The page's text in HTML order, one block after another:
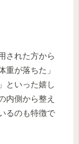
された方から
重が落ちた」
といった嬉し
内側から整え
るのも特徴で